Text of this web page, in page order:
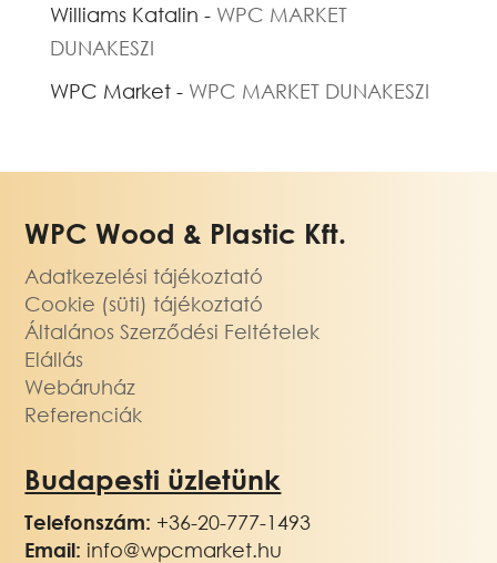
Williams Katalin - WPC MARKET
DUNAKESZI
WPC Market- WPC MARKET DUNAKESZI
WPC Wood & Plastic Kft.
Adatkezelési tájékoztató
Cookie (süti) tájékoztató
Általános Szerződési Feltételek
Elállás
Webáruház
Referenciák
Budapesti üzletünk
Telefonszám: +36-20-777-1493
Email: info@wpcmarket.hu